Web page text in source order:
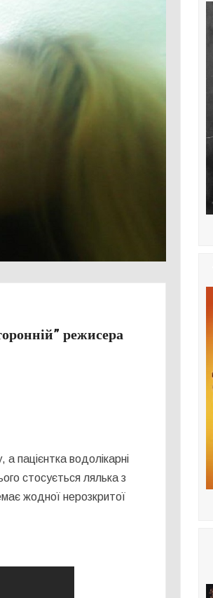
режисера
пацієнтка водолікарні
стосується лялька з
жодної нерозкритої